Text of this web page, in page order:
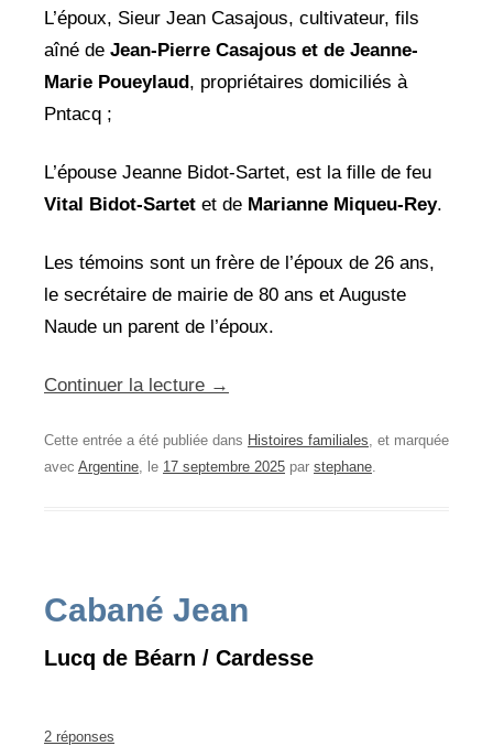
L’époux, Sieur Jean Casajous, cultivateur, fils
aîné de Jean-Pierre Casajous et de Jeanne-
Marie Poueylaud, propriétaires domiciliés à
Pntacq ;
L’épouse Jeanne Bidot-Sartet, est la fille de feu
Vital Bidot-Sartet et de Marianne Miqueu-Rey.
Les témoins sont un frère de l’époux de 26 ans,
le secrétaire de mairie de 80 ans et Auguste
Naude un parent de l’époux.
Continuer la lecture →
Cette entrée a été publiée dans Histoires familiales, et marquée
avec Argentine, le 17 septembre 2025 par stephane.
Cabané Jean
Lucq de Béarn / Cardesse
2 réponses